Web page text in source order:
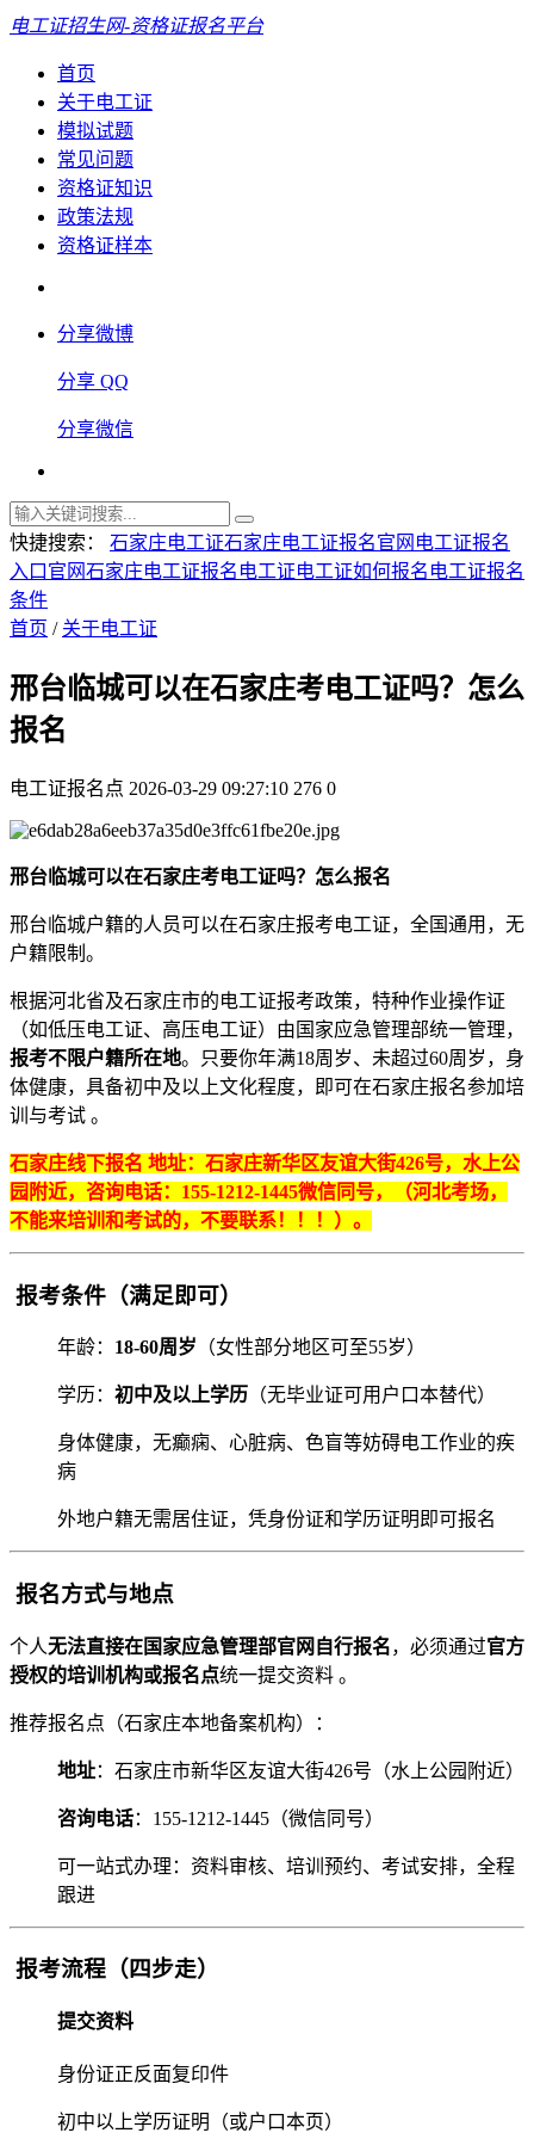
电工证招生网-资格证报名平台
首页
关于电工证
模拟试题
常见问题
资格证知识
政策法规
资格证样本
分享微博
分享 QQ
分享微信
快捷搜索： 石家庄电工证石家庄电工证报名官网 电工证报名
入口官网石家庄电工证报名 电工证电工证如何报名 电工证报名
条件
首页 / 关于电工证
邢台临城可以在石家庄考电工证吗？怎么
报名
电工证报名点 2026-03-29 09:27:10 276 0
邢台临城可以在石家庄考电工证吗？怎么报名
‌邢台临城户籍的人员可以在石家庄报考电工证，全国通用，无
户籍限制。
根据河北省及石家庄市的电工证报考政策，特种作业操作证
（如低压电工证、高压电工证）由国家应急管理部统一管理，‌
报考不限户籍所在地‌。只要你年满18周岁、未超过60周岁，身
体健康，具备初中及以上文化程度，即可在石家庄报名参加培
训与考试 。
石家庄线下报名 地址：石家庄新华区友谊大街426号，水上公
园附近，咨询电话：155-1212-1445微信同号，（河北考场，
不能来培训和考试的，不要联系！！！）。
报考条件（满足即可）
年龄：‌ 18-60周岁 ‌（女性部分地区可至55岁）
学历：‌ 初中及以上学历 ‌（无毕业证可用户口本替代）
身体健康，无癫痫、心脏病、色盲等妨碍电工作业的疾
病
外地户籍无需居住证，凭身份证和学历证明即可报名
报名方式与地点
个人‌无法直接在国家应急管理部官网自行报名‌，必须通过‌官方
授权的培训机构或报名点‌统一提交资料 。
推荐报名点（石家庄本地备案机构）：
地址‌：石家庄市新华区友谊大街426号（水上公园附近）
咨询电话‌：155-1212-1445（微信同号）
可一站式办理：资料审核、培训预约、考试安排，全程
跟进
报考流程（四步走）
提交资料
身份证正反面复印件
初中以上学历证明（或户口本页）